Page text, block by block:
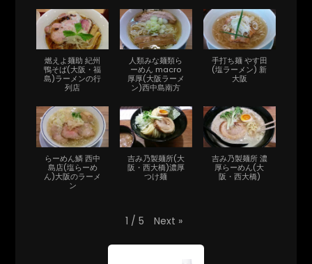
燃えよ麺助 紀州
鴨そば(大阪・福
島)ラーメンの行
列店
人類みな麺類ら
ーめん macro
厚厚(大阪ラーメ
ン)西中島南方
手打ち麺 やす田
(塩ラーメン) 新
大阪
らーめん鱗 西中
島店(塩らーめ
ん)大阪のラーメ
ン
吉み乃製麺所(大
阪・西大橋)濃厚
つけ麺
吉み乃製麺所 濃
厚らーめん(大
阪・西大橋)
1 / 5 Next »